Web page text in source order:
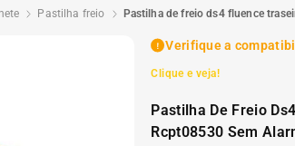
pastilha freio pastilha de freio ds4 fluence
Verifique a
Clique e veja!
Pastilha De Freio
Rcpt08530 Sem
3º Bproauto
175 65r14
Kit 4 Pneu Xbri Aro